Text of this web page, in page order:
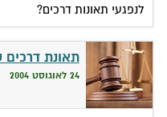
לנפגעי תאונות דרכים?
תאונת דרכים
24 לאוגוסט 2004